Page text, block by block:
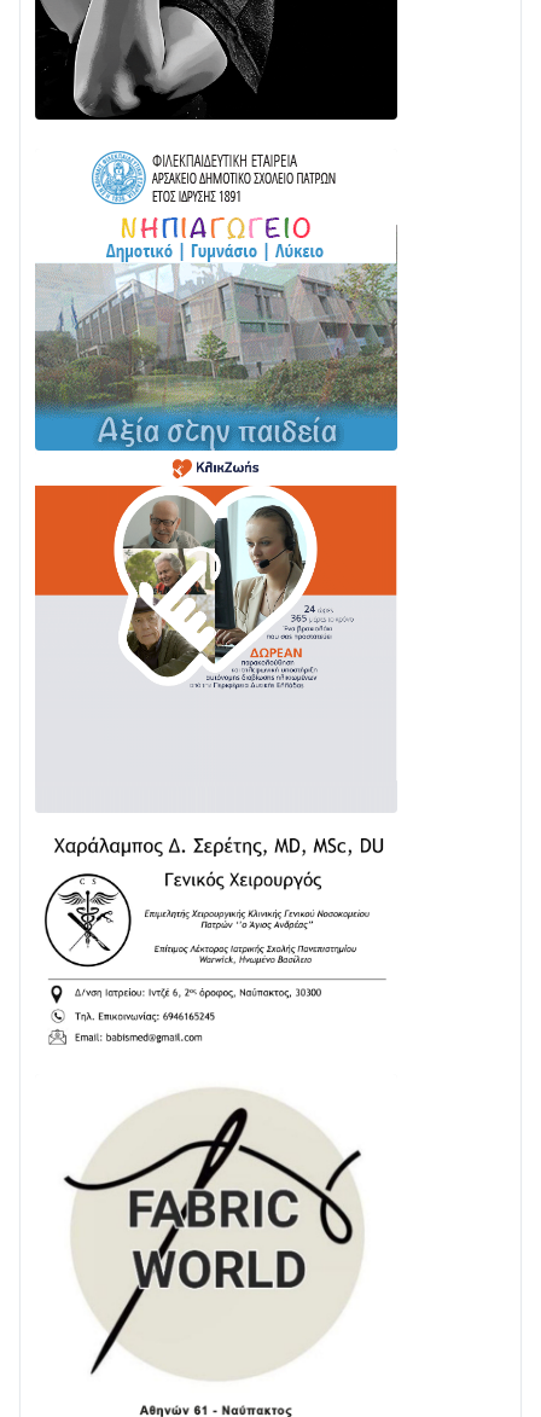
ΠΥΡΟΣΒΕΣΤΙΚΗ ΓΙΑ ΦΩΤΙΑ ΣΤΟΝ ΑΓΙΟ ΗΛΙΑ ΠΡΙΝ ΤΗ
ΓΡΑΝΙΤΣΑ
24/07 • 11:03
ΤΟ ΠΑΡΤΥ ΣΥΝΕΧΙΖΕΤΑΙ…
Στο σκοτάδι μεγάλο μέρος στο Λυγιά Ναυπάκτου
Σε τροχιά υλοποίησης η Παράκαμψη του Κέντρου
της Ναυπάκτου
04/08 • 12:08
Σε φουλ ρυθμούς το τμήμα Βόνιτσα – Άγιος Νικόλαος
| Αυτοψία Καββαδά
03/08 • 11:11
Με Αρχιερατική Λαμπρότητα η Πανήγυρη της
Μεταμορφώσεως του Σωτήρος στο Γολέμι
03/08 • 07:45
Ενισχύεται η Πολιτική Προστασία στο Δήμο Αγρινίου
με δύο νέα υδροφόρα οχήματα
02/08 • 18:26
Διαβάστε την «Ναυπακτία» που κυκλοφορεί
31/07 • 08:16
24/07 • 11:31
ΠΥΡΟΣΒΕΣΤΙΚΗ ΓΙΑ ΦΩΤΙΑ ΣΤΟΝ ΑΓΙΟ ΗΛΙΑ ΠΡΙΝ ΤΗ
ΓΡΑΝΙΤΣΑ
24/07 • 11:03